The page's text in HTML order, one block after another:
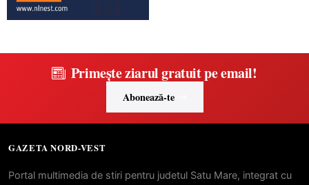
Primește ziarul gratuit pe email!
Abonează-te
GAZETA NORD-VEST
Portal multimedia de stiri pentru judetul Satu Mare, integrat cu